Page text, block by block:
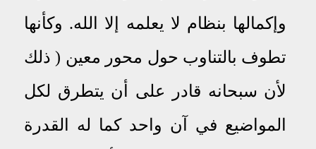
وإكمالها بنظام لا يعلمه إلا الله. وكأنها
تطوف بالتناوب حول محور معين ( ذلك
لأن سبحانه قادر على أن يتطرق لكل
المواضيع في آن واحد كما له القدرة